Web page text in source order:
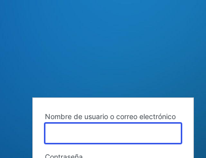
Nombre de usuario o correo electrónico